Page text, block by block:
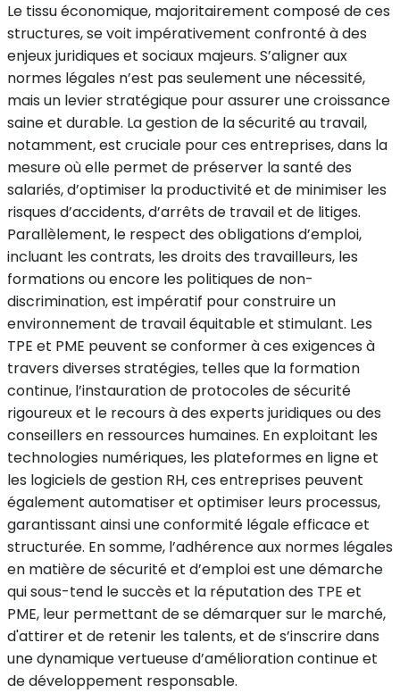
Le tissu économique, majoritairement composé de ces
structures, se voit impérativement confronté à des
enjeux juridiques et sociaux majeurs. S’aligner aux
normes légales n’est pas seulement une nécessité,
mais un levier stratégique pour assurer une croissance
saine et durable. La gestion de la sécurité au travail,
notamment, est cruciale pour ces entreprises, dans la
mesure où elle permet de préserver la santé des
salariés, d’optimiser la productivité et de minimiser les
risques d’accidents, d’arrêts de travail et de litiges.
Parallèlement, le respect des obligations d’emploi,
incluant les contrats, les droits des travailleurs, les
formations ou encore les politiques de non-
discrimination, est impératif pour construire un
environnement de travail équitable et stimulant. Les
TPE et PME peuvent se conformer à ces exigences à
travers diverses stratégies, telles que la formation
continue, l’instauration de protocoles de sécurité
rigoureux et le recours à des experts juridiques ou des
conseillers en ressources humaines. En exploitant les
technologies numériques, les plateformes en ligne et
les logiciels de gestion RH, ces entreprises peuvent
également automatiser et optimiser leurs processus,
garantissant ainsi une conformité légale efficace et
structurée. En somme, l’adhérence aux normes légales
en matière de sécurité et d’emploi est une démarche
qui sous-tend le succès et la réputation des TPE et
PME, leur permettant de se démarquer sur le marché,
d'attirer et de retenir les talents, et de s’inscrire dans
une dynamique vertueuse d’amélioration continue et
de développement responsable.